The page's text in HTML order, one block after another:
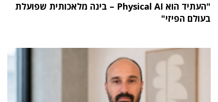
"העתיד הוא Physical AI – בינה מלאכותית שפועלת
בעולם הפיזי"